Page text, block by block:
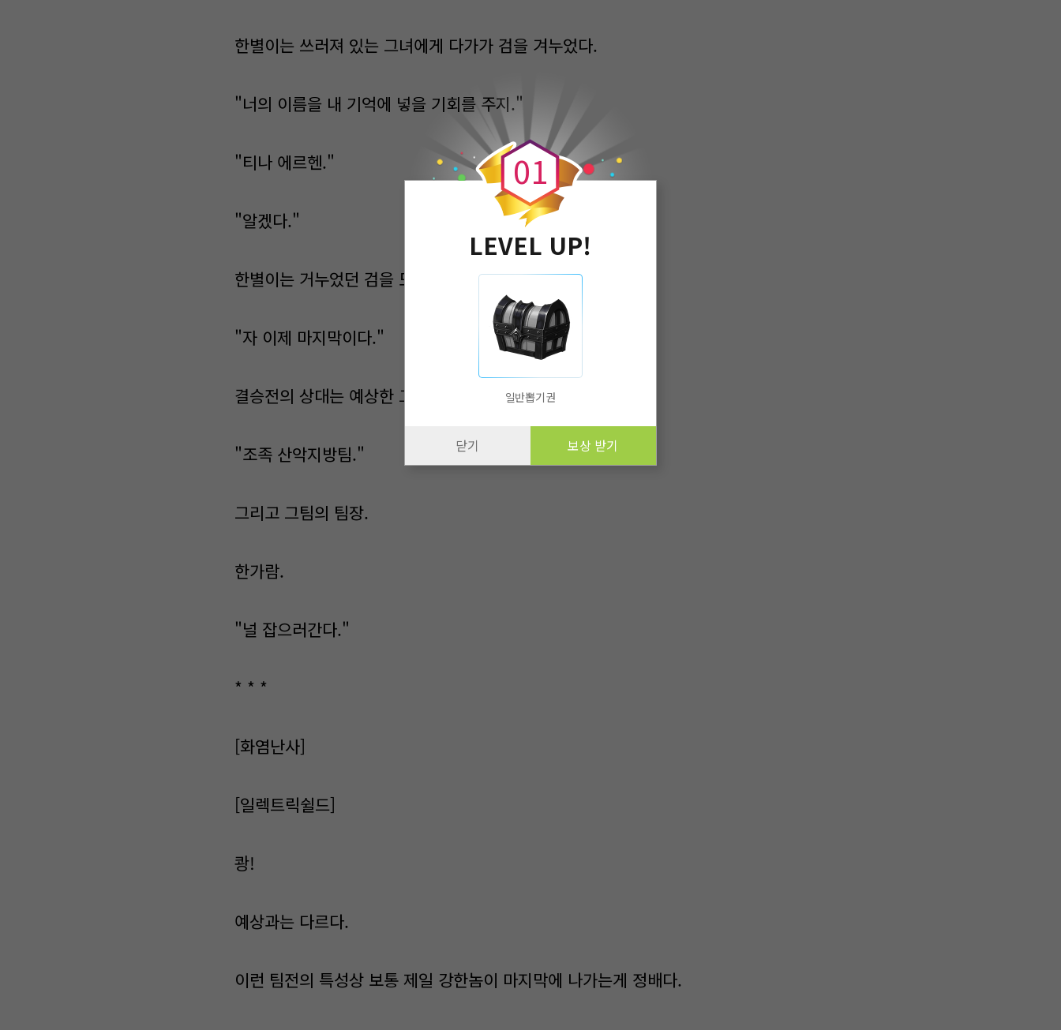
한별이는 쓰러져 있는 그녀에게 다가가 검을 겨누었다.
"너의 이름을 내 기억에 넣을 기회를 주지."
"티나 에르헨."
"알겠다."
한별이는 거누었던 검을 도로 검집에 넣고 링을 내려왔다.
"자 이제 마지막이다."
결승전의 상대는 예상한 그대로다.
"조족 산악지방팀."
그리고 그팀의 팀장.
한가람.
"널 잡으러간다."
* * *
[화염난사]
[일렉트릭쉴드]
쾅!
예상과는 다르다.
이런 팀전의 특성상 보통 제일 강한놈이 마지막에 나가는게 정배다.
0
0
1
LEVEL UP!
일반뽑기권
닫기 보상 받기